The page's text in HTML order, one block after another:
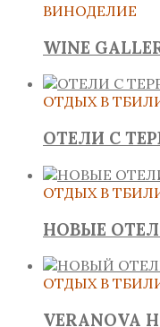
ВИНОДЕЛИЕ
WINE
ОТДЫХ В
ОТЕЛИ С
ОТДЫХ В
НОВЫЕ
ОТДЫХ В
VERANOVA